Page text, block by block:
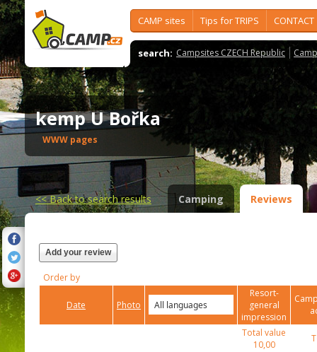
CAMP sites Tips for TRIPS CONTACT
search: Campsites CZECH Republic
kemp U Bořka
WWW pages
<<Back to search results Camping Reviews
Add your review
Order by
Date Photo
Resort-
general
impression
Total value
10,00